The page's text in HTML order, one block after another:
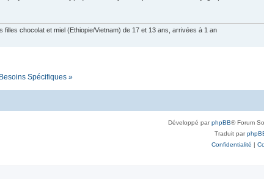
filles chocolat et miel (Ethiopie/Vietnam) de 17 et 13 ans, arrivées à 1 an
Spécifiques »
Développé parphpBB® Forum
Traduit par
Confidentialité |